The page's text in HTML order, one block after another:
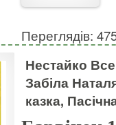
Переглядів:
Нестайко
Забіла
казка,